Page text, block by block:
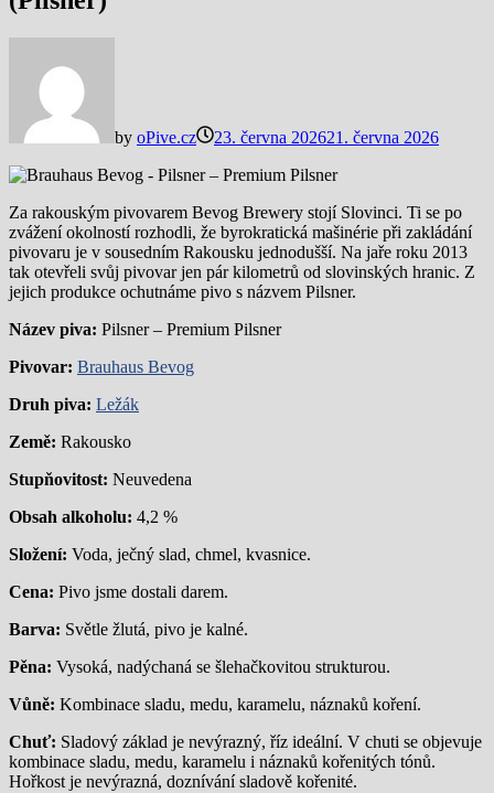
by oPive.cz 23. června 202621. června 2026
Za rakouským pivovarem Bevog Brewery stojí Slovinci. Ti se po
zvážení okolností rozhodli, že byrokratická mašinérie při zakládání
pivovaru je v sousedním Rakousku jednodušší. Na jaře roku 2013
tak otevřeli svůj pivovar jen pár kilometrů od slovinských hranic. Z
jejich produkce ochutnáme pivo s názvem Pilsner.
Název piva: Pilsner – Premium Pilsner
Pivovar: Brauhaus Bevog
Druh piva: Ležák
Země: Rakousko
Stupňovitost: Neuvedena
Obsah alkoholu: 4,2 %
Složení: Voda, ječný slad, chmel, kvasnice.
Cena: Pivo jsme dostali darem.
Barva: Světle žlutá, pivo je kalné.
Pěna: Vysoká, nadýchaná se šlehačkovitou strukturou.
Vůně: Kombinace sladu, medu, karamelu, náznaků koření.
Chuť: Sladový základ je nevýrazný, říz ideální. V chuti se objevuje
kombinace sladu, medu, karamelu i náznaků kořenitých tónů.
Hořkost je nevýrazná, doznívání sladově kořenité.